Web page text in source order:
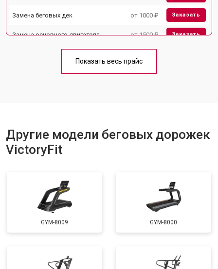
Замена беговых дек от 1000 ₽ Заказать
Замена основного двигателя от 1500 ₽ Заказать
Замена платы управления от 800 ₽
Показать весь прайс
Другие модели беговых дорожек
VictoryFit
GYM-8009 GYM-8000